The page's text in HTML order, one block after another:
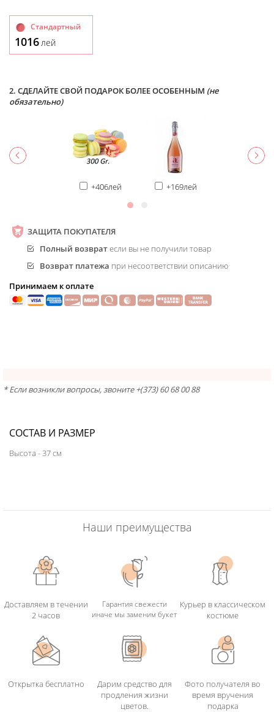
Стандартный
1016лей
2. СДЕЛАЙТЕ СВОЙ ПОДАРОК БОЛЕЕ ОСОБЕННЫМ (не
обязательно)
+406лей +169лей
ЗАЩИТА ПОКУПАТЕЛЯ
Полный возвратесли вы не получили товар
Возврат платежа при несоответствии описанию
Принимаем к оплате
* Если возникли вопросы, звоните +(373) 60 68 00 88
СОСТАВ И РАЗМЕР
Высота - 37 см
Наши преимущества
Доставляем в течении
2 часов
Гарантия свежести
иначе мы заменим букет
Курьер в классическом
костюме
Открытка бесплатно
Дарим средство для
продления жизни
цветов.
Фото получателя во
время вручения
подарка